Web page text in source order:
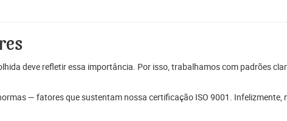
deve refletir essa importância. Por isso, trabalhamos com padrões
— fatores que sustentam nossa certificação ISO 9001.